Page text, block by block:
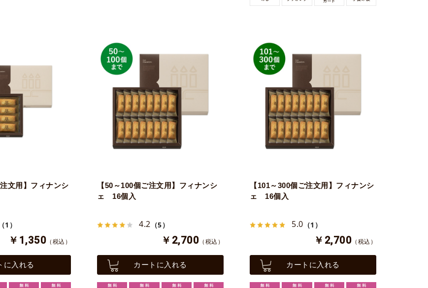
文用】フィナンシ
（1）
￥1,350 （税込）
に入れる
【50～100個ご注文用】フィナンシ
ェ 16個入
4.2 （5）
￥2,700 （税込）
カートに入れる
【101～300個ご注文用】フィナンシ
ェ 16個入
5.0 （1）
￥2,700 （税込）
カートに入れる